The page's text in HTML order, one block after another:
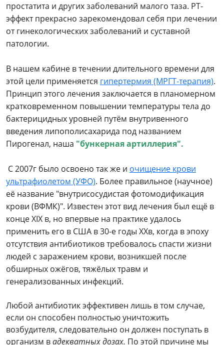
простатита и других заболеваний малого таза. РТ-
эффект прекрасно зарекомендовал себя при лечении
от гинекологических заболеваний и суставной
патологии.
В нашем кабине в течении длительного времени для
этой цели применяется гипертермия (МРГТ-терапия).
Принцип этого лечения заключается в планомерном
кратковременном повышении температуры тела до
бактерицидных уровней путём внутривенного
введения липополисахарида под названием
Пирогенал, наша "бункерная артиллерия".
С 2007г было освоено так же и очищение крови
ультрафиолетом (УФО). Более правильное (научное)
её название "внутрисосудистая фотомодификация
крови (ВФМК)". Известен этот вид лечения был ещё в
конце ХIХ в, но впервые на практике удалось
применить его в США в 30-е годы ХХв, когда в эпоху
отсутствия антибиотиков требовалось спасти жизни
людей с заражением крови, возникшей после
обширных ожёгов, тяжёлых травм и
генерализованных инфекций.
Любой антибиотик эффективен лишь в том случае,
если он способен полностью уничтожить
возбудителя, следовательно он должен поступать в
организм вадекватных дозах. По этой причине мы